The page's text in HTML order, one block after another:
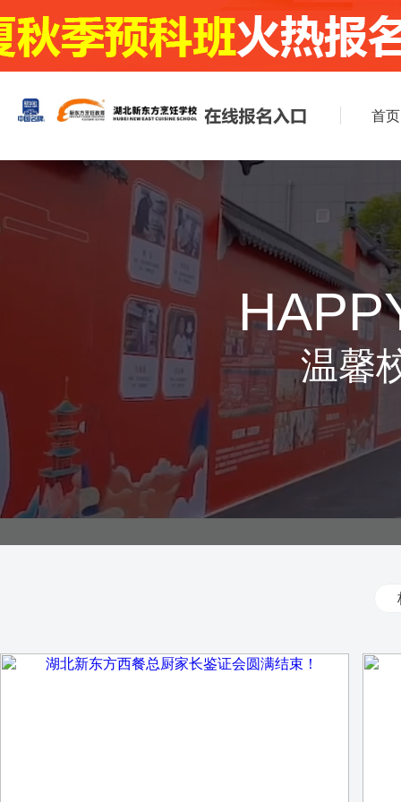
首页
温馨